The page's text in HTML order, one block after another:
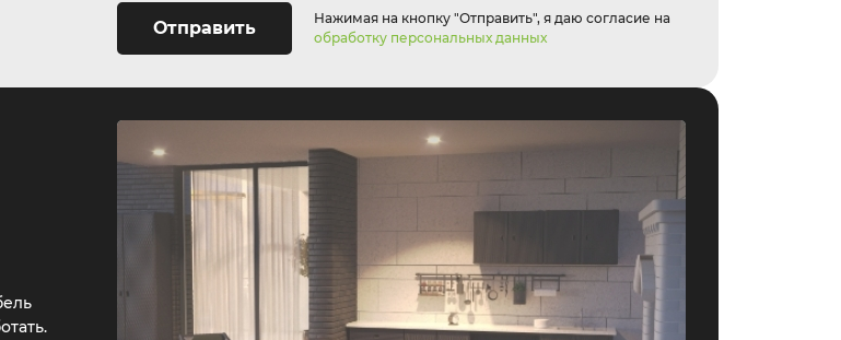
Отправить
Нажимая на кнопку "Отправить", я даю согласие на
обработку персональных данных